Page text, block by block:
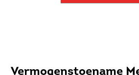
Vermogenstoename